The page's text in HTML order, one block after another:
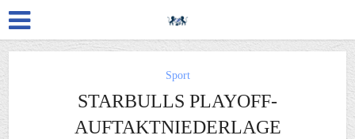
Sport
STARBULLS PLAYOFF-
AUFTAKTNIEDERLAGE